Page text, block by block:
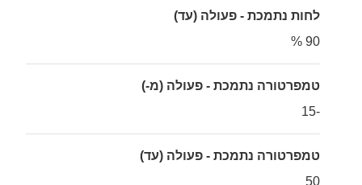
לחות נתמכת - פעולה (עד)
90 %
טמפרטורה נתמכת - פעולה (מ-)
-15
טמפרטורה נתמכת - פעולה (עד)
50